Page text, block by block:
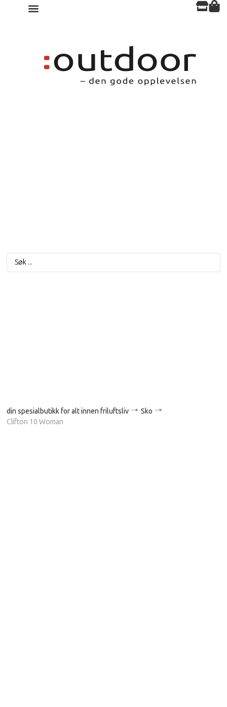
din spesialbutikk for alt innen friluftsliv
Sko
Clifton 10 Woman